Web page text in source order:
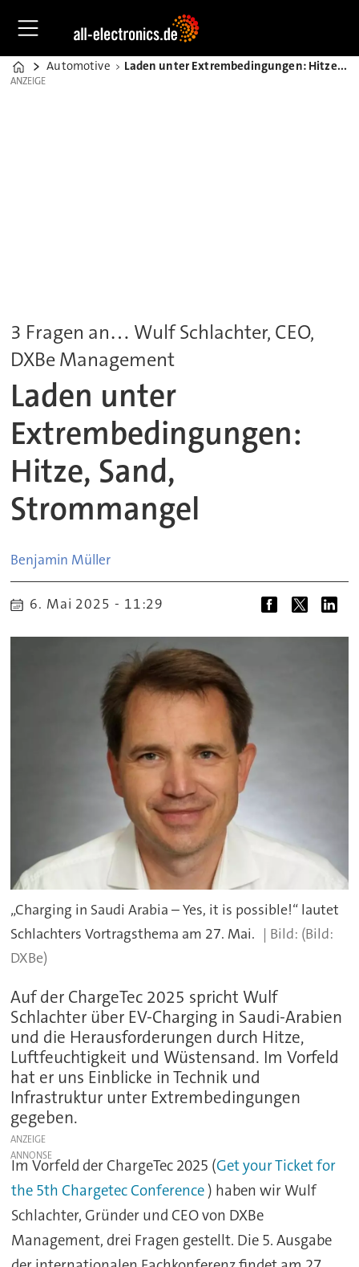
Home
Automotive Laden unter Extrembedingungen: Hitze, Sand, Strommangel
ANZEIGE
ANZEIGE
3 Fragen an… Wulf Schlachter, CEO,
DXBe Management
Laden unter
Extrembedingungen:
Hitze, Sand,
Strommangel
Benjamin Müller
6. Mai 2025 - 11:29
„Charging in Saudi Arabia – Yes, it is possible!“ lautet
Schlachters Vortragsthema am 27. Mai.
(Bild:
DXBe)
Auf der ChargeTec 2025 spricht Wulf
Schlachter über EV-Charging in Saudi-Arabien
und die Herausforderungen durch Hitze,
Luftfeuchtigkeit und Wüstensand. Im Vorfeld
hat er uns Einblicke in Technik und
Infrastruktur unter Extrembedingungen
gegeben.
ANZEIGE
Im Vorfeld der ChargeTec 2025 (Get your Ticket for
the 5th Chargetec Conference) haben wir Wulf
Schlachter, Gründer und CEO von DXBe
Management, drei Fragen gestellt. Die 5. Ausgabe